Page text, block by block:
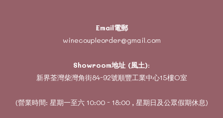
Email電郵
winecoupleorder@gmail.com
Showroom地址 (風土):
新界荃灣柴灣角街84-92號順豐工業中心15樓O室
(營業時間: 星期一至六 10:00 - 18:00 , 星期日及公眾假期休息)